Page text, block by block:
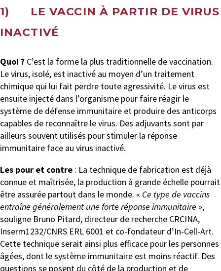
1) LE VACCIN À PARTIR DE VIRUS
INACTIVÉ
Quoi ? C’est la forme la plus traditionnelle de vaccination.
Le virus, isolé, est inactivé au moyen d’un traitement
chimique qui lui fait perdre toute agressivité. Le virus est
ensuite injecté dans l’organisme pour faire réagir le
système de défense immunitaire et produire des anticorps
capables de reconnaître le virus. Des adjuvants sont par
ailleurs souvent utilisés pour stimuler la réponse
immunitaire face au virus inactivé.
Les pour et contre : La technique de fabrication est déjà
connue et maîtrisée, la production à grande échelle pourrait
être assurée partout dans le monde. « Ce type de vaccins
entraîne généralement une forte réponse immunitaire »,
souligne Bruno Pitard, directeur de recherche CRCINA,
Inserm1232/CNRS ERL 6001 et co-fondateur d’In-Cell-Art.
Cette technique serait ainsi plus efficace pour les personnes
âgées, dont le système immunitaire est moins réactif. Des
questions se posent du côté de la production et de